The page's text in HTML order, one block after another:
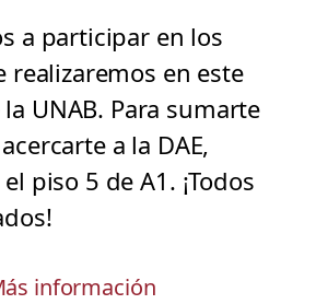
a participar en los
realizaremos en este
UNAB. Para sumarte
a la DAE,
piso 5 de A1. ¡Todos
información